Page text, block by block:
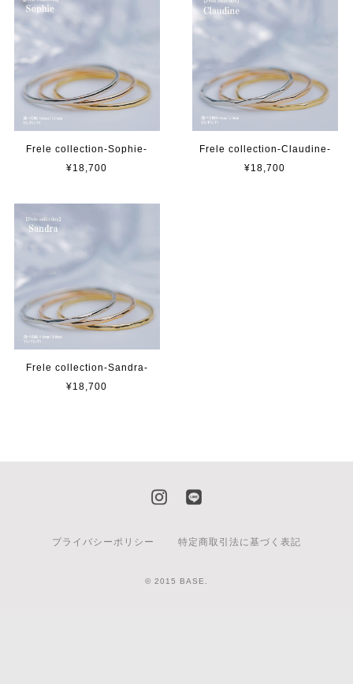
Frele collection-Sophie-
¥18,700
Frele collection-Claudine-
¥18,700
Frele collection-Sandra-
¥18,700
プライバシーポリシー 特定商取引法に基づく表記
© 2015 BASE.